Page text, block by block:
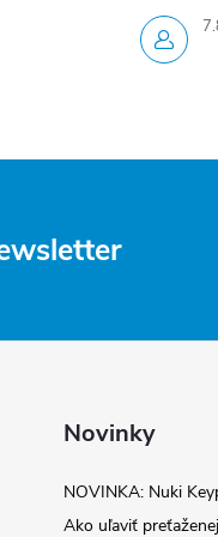
Novinky
NOVINKA: Nuki
Ako uľaviť